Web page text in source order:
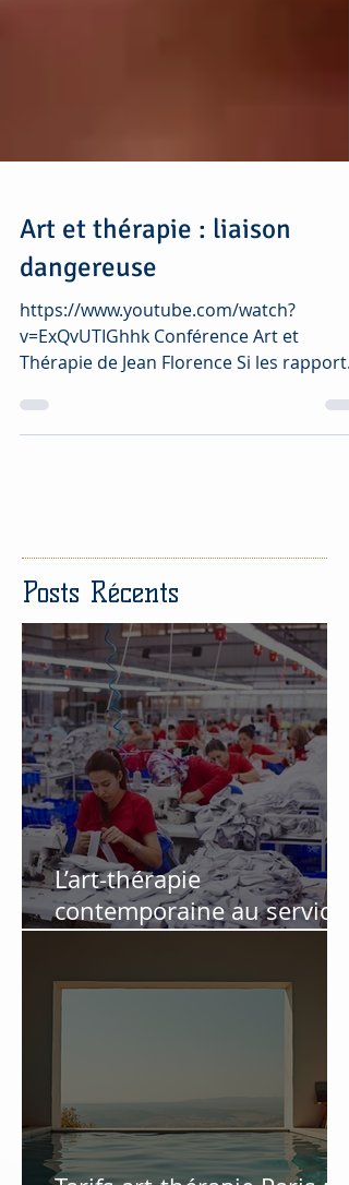
Art et thérapie : liaison
dangereuse
https://www.youtube.com/watch?
v=ExQvUTIGhhk Conférence Art et
Thérapie de Jean Florence Si les rapports
entre l’art et la folie font...
Posts Récents
L’art-thérapie
des salariés en souffrance